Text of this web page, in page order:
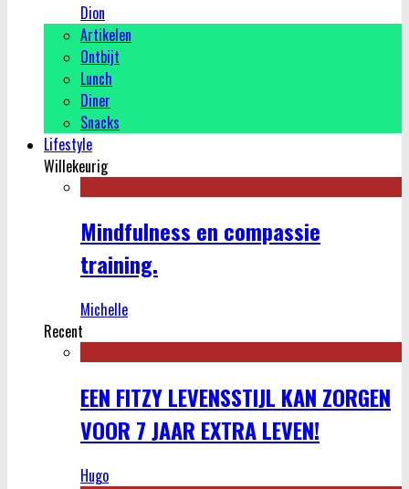
Dion
Artikelen
Ontbijt
Lunch
Diner
Snacks
Lifestyle
Willekeurig
Mindfulness en compassie
training.
Michelle
Recent
EEN FITZY LEVENSSTIJL KAN ZORGEN
VOOR 7 JAAR EXTRA LEVEN!
Hugo